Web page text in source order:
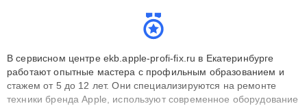
В сервисном центре ekb.apple-profi-fix.ru в Екатеринбурге
работают опытные мастера с профильным образованием и
стажем от 5 до 12 лет. Они специализируются на ремонте
техники бренда Apple, используют современное оборудование